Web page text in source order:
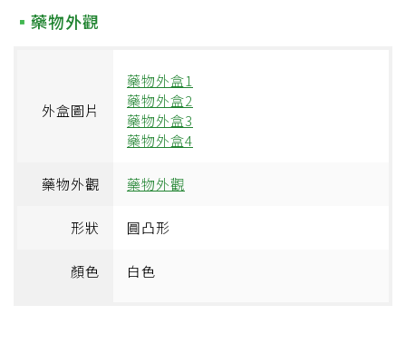
藥物外觀
外盒圖片
藥物外盒1
藥物外盒2
藥物外盒3
藥物外盒4
藥物外觀 藥物外觀
形狀 圓凸形
顏色 白色